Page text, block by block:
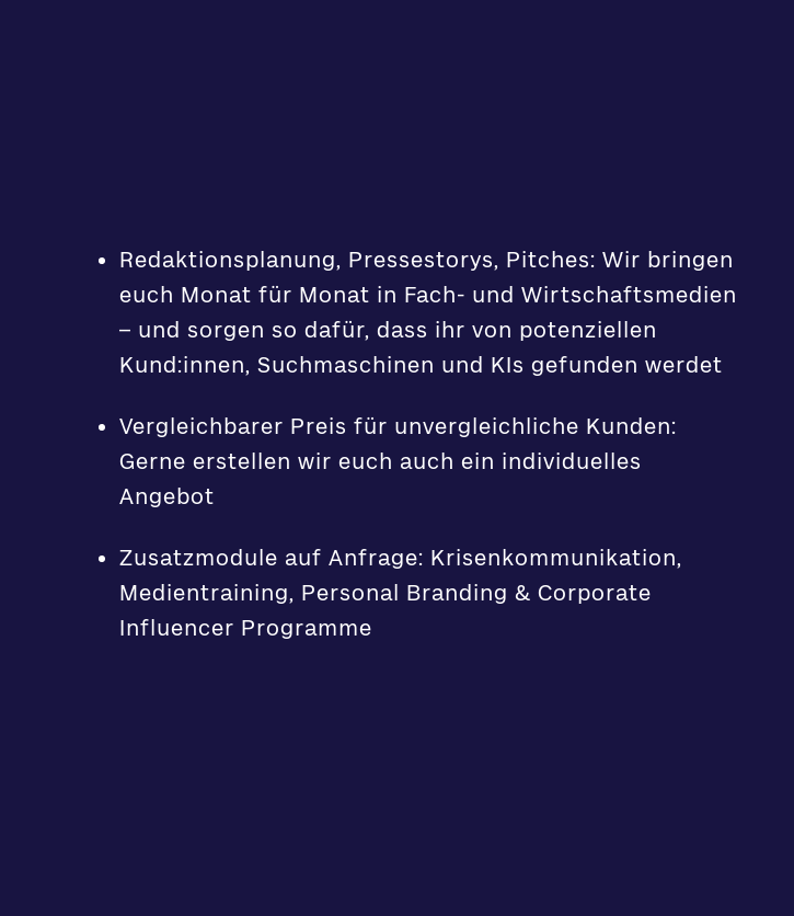
Redaktionsplanung, Pressestorys, Pitches: Wir bringen
euch Monat für Monat in Fach- und Wirtschaftsmedien
– und sorgen so dafür, dass ihr von potenziellen
Kund:innen, Suchmaschinen und KIs gefunden werdet
Vergleichbarer Preis für unvergleichliche Kunden:
Gerne erstellen wir euch auch ein individuelles
Angebot
Zusatzmodule auf Anfrage: Krisenkommunikation,
Medientraining, Personal Branding & Corporate
Influencer Programme